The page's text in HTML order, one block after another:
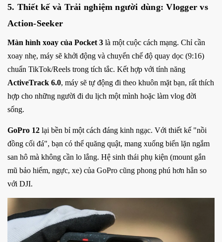
5. Thiết kế và Trải nghiệm người dùng: Vlogger vs
Action-Seeker
Màn hình xoay của Pocket 3 là một cuộc cách mạng. Chỉ cần
xoay nhẹ, máy sẽ khởi động và chuyển chế độ quay dọc (9:16)
chuẩn TikTok/Reels trong tích tắc. Kết hợp với tính năng
ActiveTrack 6.0, máy sẽ tự động đi theo khuôn mặt bạn, rất thích
hợp cho những người đi du lịch một mình hoặc làm vlog đời
sống.
GoPro 12 lại bền bỉ một cách đáng kinh ngạc. Với thiết kế "nồi
đồng cối đá", bạn có thể quăng quật, mang xuống biển lặn ngắm
san hô mà không cần lo lắng. Hệ sinh thái phụ kiện (mount gắn
mũ bảo hiểm, ngực, xe) của GoPro cũng phong phú hơn hẳn so
với DJI.